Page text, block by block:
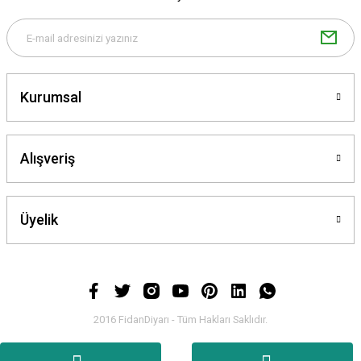
Bu ürüne benzer farklı alternatifler olmalı.
Kurumsal
Alışveriş
Üyelik
2016 FidanDiyarı - Tüm Hakları Saklıdır.